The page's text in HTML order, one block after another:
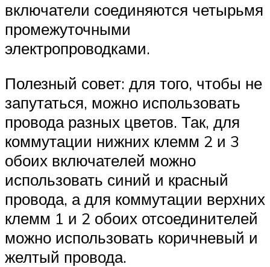
включатели соединяются четырьмя
промежуточными
электропроводками.
Полезный совет: для того, чтобы не
запутаться, можно использовать
провода разных цветов. Так, для
коммутации нижних клемм 2 и 3
обоих включателей можно
использовать синий и красный
провода, а для коммутации верхних
клемм 1 и 2 обоих отсоединителей
можно использовать коричневый и
желтый провода.